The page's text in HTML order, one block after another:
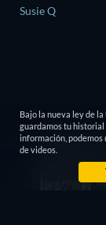
Susie Q
Bajo la nueva ley de
guardamos tu historial
información,
de videos.